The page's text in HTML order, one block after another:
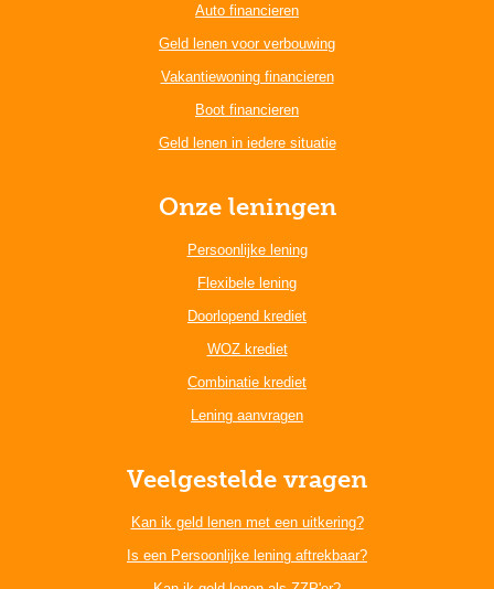
Auto financieren
Geld lenen voor verbouwing
Vakantiewoning financieren
Boot financieren
Geld lenen in iedere situatie
Onze leningen
Persoonlijke lening
Flexibele lening
Doorlopend krediet
WOZ krediet
Combinatie krediet
Lening aanvragen
Veelgestelde vragen
Kan ik geld lenen met een uitkering?
Is een Persoonlijke lening aftrekbaar?